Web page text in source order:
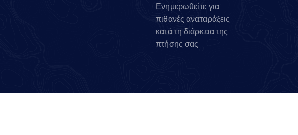
Ενημερωθείτε για
πιθανές αναταράξεις
κατά τη διάρκεια της
πτήσης σας